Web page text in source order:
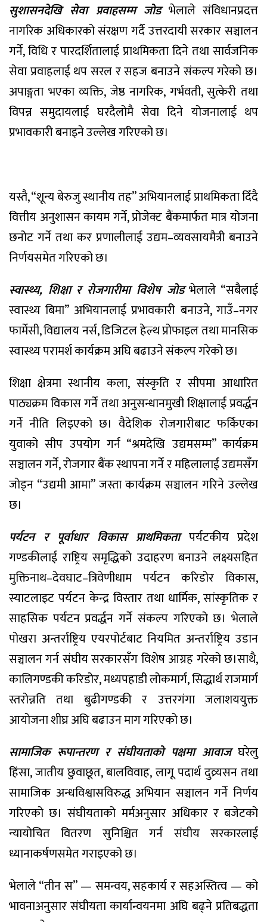
सुशासनदेखि सेवा प्रवाहसम्म जोड भेलाले संविधानप्रदत्त
नागरिक अधिकारको संरक्षण गर्दै उत्तरदायी सरकार सञ्चालन
गर्ने, विधि र पारदर्शितालाई प्राथमिकता दिने तथा सार्वजनिक
सेवा प्रवाहलाई थप सरल र सहज बनाउने संकल्प गरेको छ।
अपाङ्गता भएका व्यक्ति, जेष्ठ नागरिक, गर्भवती, सुत्केरी तथा
विपन्न समुदायलाई घरदैलोमै सेवा दिने योजनालाई थप
प्रभावकारी बनाइने उल्लेख गरिएको छ।
यस्तै, “शून्य बेरुजु स्थानीय तह” अभियानलाई प्राथमिकता दिँदै
वित्तीय अनुशासन कायम गर्ने, प्रोजेक्ट बैंकमार्फत मात्र योजना
छनोट गर्ने तथा कर प्रणालीलाई उद्यम–व्यवसायमैत्री बनाउने
निर्णयसमेत गरिएको छ।
स्वास्थ्य, शिक्षा र रोजगारीमा विशेष जोडभेलाले “सबैलाई
स्वास्थ्य बिमा” अभियानलाई प्रभावकारी बनाउने, गाउँ–नगर
फार्मेसी, विद्यालय नर्स, डिजिटल हेल्थ प्रोफाइल तथा मानसिक
स्वास्थ्य परामर्श कार्यक्रम अघि बढाउने संकल्प गरेको छ।
शिक्षा क्षेत्रमा स्थानीय कला, संस्कृति र सीपमा आधारित
पाठ्यक्रम विकास गर्ने तथा अनुसन्धानमुखी शिक्षालाई प्रवर्द्धन
गर्ने नीति लिइएको छ। वैदेशिक रोजगारीबाट फर्किएका
युवाको सीप उपयोग गर्न “श्रमदेखि उद्यमसम्म” कार्यक्रम
सञ्चालन गर्ने, रोजगार बैंक स्थापना गर्ने र महिलालाई उद्यमसँग
जोड्न “उद्यमी आमा” जस्ता कार्यक्रम सञ्चालन गरिने उल्लेख
छ।
पर्यटन र पूर्वाधार विकास प्राथमिकता पर्यटकीय प्रदेश
गण्डकीलाई राष्ट्रिय समृद्धिको उदाहरण बनाउने लक्ष्यसहित
मुक्तिनाथ–देवघाट–त्रिवेणीधाम पर्यटन करिडोर विकास,
स्याटलाइट पर्यटन केन्द्र विस्तार तथा धार्मिक, सांस्कृतिक र
साहसिक पर्यटन प्रवर्द्धन गर्ने संकल्प गरिएको छ। भेलाले
पोखरा अन्तर्राष्ट्रिय एयरपोर्टबाट नियमित अन्तर्राष्ट्रिय उडान
सञ्चालन गर्न संघीय सरकारसँग विशेष आग्रह गरेको छ।साथै,
कालिगण्डकी करिडोर, मध्यपहाडी लोकमार्ग, सिद्धार्थ राजमार्ग
स्तरोन्नति तथा बुढीगण्डकी र उत्तरगंगा जलाशययुक्त
आयोजना शीघ्र अघि बढाउन माग गरिएको छ।
सामाजिक रूपान्तरण र संघीयताको पक्षमा आवाजघरेलु
हिंसा, जातीय छुवाछूत, बालविवाह, लागू पदार्थ दुव्र्यसन तथा
सामाजिक अन्धविश्वासविरुद्ध अभियान सञ्चालन गर्ने निर्णय
गरिएको छ। संघीयताको मर्मअनुसार अधिकार र बजेटको
न्यायोचित वितरण सुनिश्चित गर्न संघीय सरकारलाई
ध्यानाकर्षणसमेत गराइएको छ।
भेलाले “तीन स” — समन्वय, सहकार्य र सहअस्तित्व — को
भावनाअनुसार संघीयता कार्यान्वयनमा अघि बढ्ने प्रतिबद्धता